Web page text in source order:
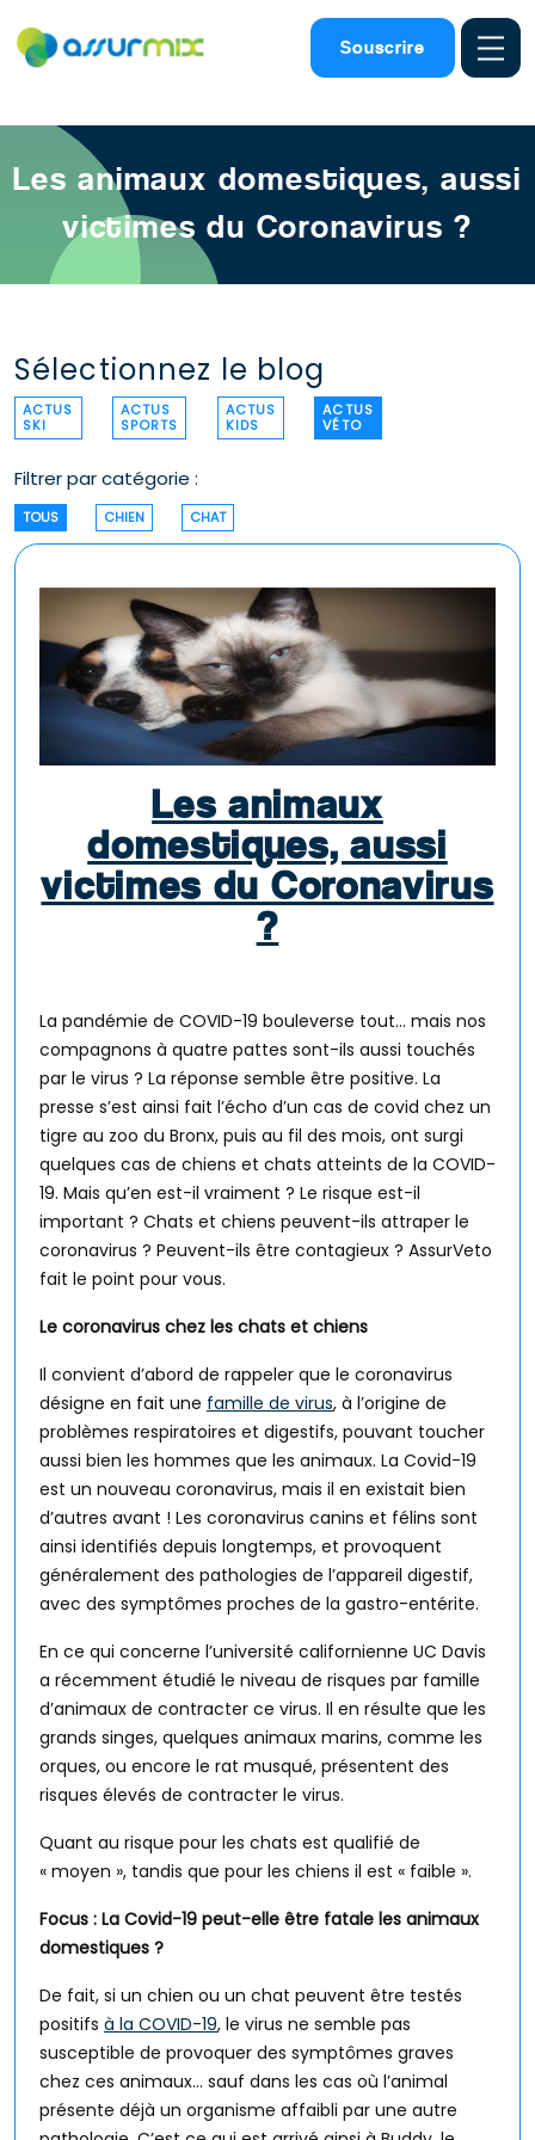
Souscrire
Assurance animaux Actualites chien chat Coronavirus
Les animaux domestiques, aussi
victimes du Coronavirus ?
Sélectionnez le blog
ACTUS
SKI
ACTUS
SPORTS
ACTUS
KIDS
ACTUS
VÉTO
Filtrer par catégorie :
TOUS CHIEN CHAT
Les animaux
domestiques, aussi
victimes du Coronavirus
?
La pandémie de COVID-19 bouleverse tout… mais nos
compagnons à quatre pattes sont-ils aussi touchés
par le virus ? La réponse semble être positive. La
presse s’est ainsi fait l’écho d’un cas de covid chez un
tigre au zoo du Bronx, puis au fil des mois, ont surgi
quelques cas de chiens et chats atteints de la COVID-
19. Mais qu’en est-il vraiment ? Le risque est-il
important ? Chats et chiens peuvent-ils attraper le
coronavirus ? Peuvent-ils être contagieux ? AssurVeto
fait le point pour vous.
Le coronavirus chez les chats et chiens
Il convient d’abord de rappeler que le coronavirus
désigne en fait une famille de virus, à l’origine de
problèmes respiratoires et digestifs, pouvant toucher
aussi bien les hommes que les animaux. La Covid-19
est un nouveau coronavirus, mais il en existait bien
d’autres avant ! Les coronavirus canins et félins sont
ainsi identifiés depuis longtemps, et provoquent
généralement des pathologies de l’appareil digestif,
avec des symptômes proches de la gastro-entérite.
En ce qui concerne l’université californienne UC Davis
a récemment étudié le niveau de risques par famille
d’animaux de contracter ce virus. Il en résulte que les
grands singes, quelques animaux marins, comme les
orques, ou encore le rat musqué, présentent des
risques élevés de contracter le virus.
Quant au risque pour les chats est qualifié de
« moyen », tandis que pour les chiens il est « faible ».
Focus : La Covid-19 peut-elle être fatale les animaux
domestiques ?
De fait, si un chien ou un chat peuvent être testés
positifs à la COVID-19, le virus ne semble pas
susceptible de provoquer des symptômes graves
chez ces animaux… sauf dans les cas où l’animal
présente déjà un organisme affaibli par une autre